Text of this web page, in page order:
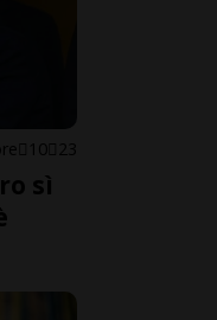
10 23
sì